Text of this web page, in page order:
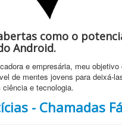
como o
Android.
e empresária, meu objetivo
de mentes jovens para deixá-
e tecnologia.
- Chamadas